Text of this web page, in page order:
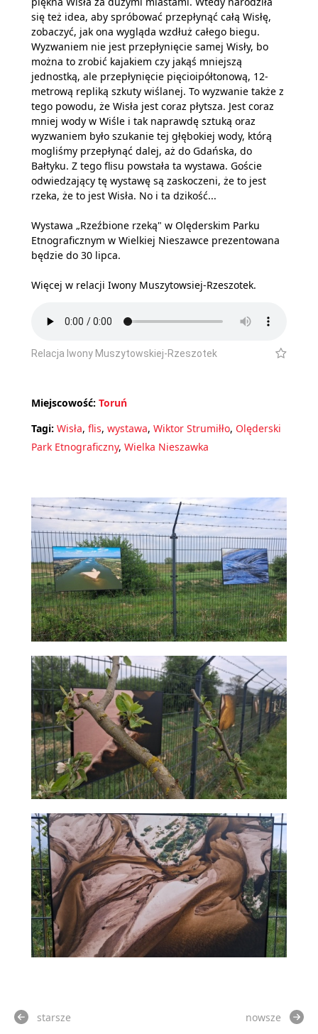
się też idea, aby spróbować przepłynąć całą Wisłę,
zobaczyć, jak ona wygląda wzdłuż całego biegu.
Wyzwaniem nie jest przepłynięcie samej Wisły, bo
można to zrobić kajakiem czy jakąś mniejszą
jednostką, ale przepłynięcie pięcioipółtonową, 12-
metrową repliką szkuty wiślanej. To wyzwanie także z
tego powodu, że Wisła jest coraz płytsza. Jest coraz
mniej wody w Wiśle i tak naprawdę sztuką oraz
wyzwaniem było szukanie tej głębokiej wody, którą
mogliśmy przepłynąć dalej, aż do Gdańska, do
Bałtyku. Z tego flisu powstała ta wystawa. Goście
odwiedzający tę wystawę są zaskoczeni, że to jest
rzeka, że to jest Wisła. No i ta dzikość...
Wystawa „Rzeźbione rzeką" w Olęderskim Parku
Etnograficznym w Wielkiej Nieszawce prezentowana
będzie do 30 lipca.
Więcej w relacji Iwony Muszytowsiej-Rzeszotek.
Relacja Iwony Muszytowskiej-Rzeszotek
Miejscowość: Toruń
Tagi: Wisła, flis, wystawa, Wiktor Strumiłło, Olęderski
Park Etnograficzny, Wielka Nieszawka
starsze nowsze